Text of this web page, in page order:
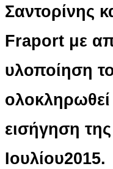
Σαντορίνης
Fraport με
υλοποίηση
εισήγηση
Ιουλίου2015.